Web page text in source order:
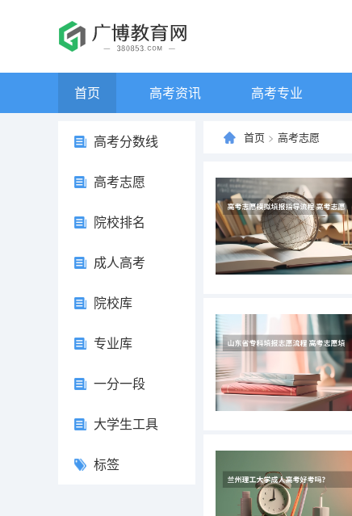
首页 高考资讯 高考专业
高考分数线
高考志愿
院校排名
成人高考
院校库
专业库
一分一段
大学生工具
标签
首页 > 高考志愿